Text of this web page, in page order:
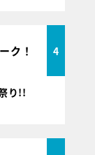
ク！ 4
り!!